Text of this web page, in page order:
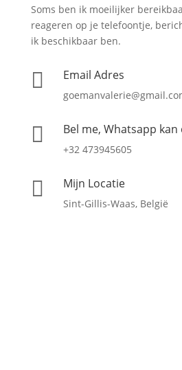
Soms ben ik moeilijker
reageren op je telefoontje,
ik beschikbaar ben.
 Email Adres
 Bel me, Whatsapp kan
+32 473945605
 Mijn Locatie
Sint-Gillis-Waas, België